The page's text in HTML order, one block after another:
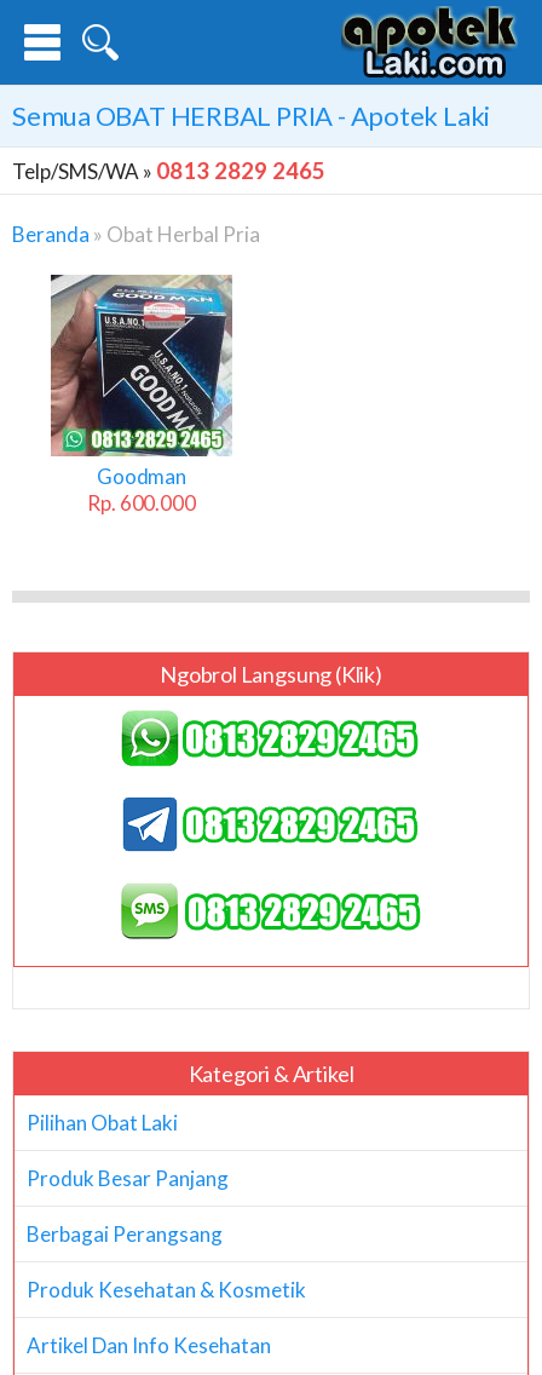
Semua OBAT HERBAL PRIA- Apotek Laki
Telp/SMS/WA » 0813 2829 2465
Beranda » Obat Herbal Pria
Obat
Herbal
Pria
Goodman
Rp. 600.000
Ngobrol Langsung (klik)
Kategori & Artikel
Pilihan Obat Laki
Produk Besar Panjang
Berbagai Perangsang
Produk Kesehatan & Kosmetik
Artikel Dan Info Kesehatan